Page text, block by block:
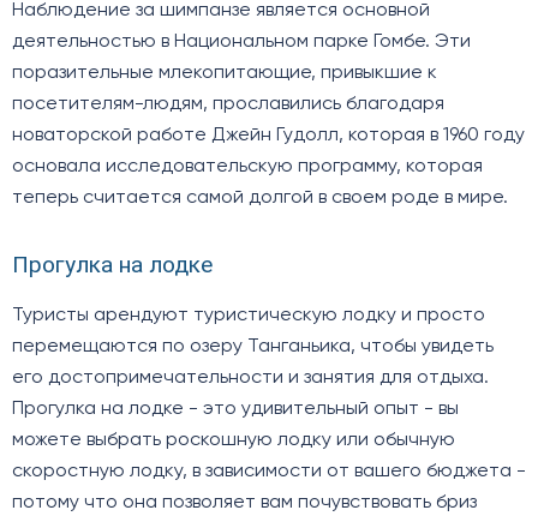
Наблюдение за шимпанзе является основной
деятельностью в Национальном парке Гомбе. Эти
поразительные млекопитающие, привыкшие к
посетителям-людям, прославились благодаря
новаторской работе Джейн Гудолл, которая в 1960 году
основала исследовательскую программу, которая
теперь считается самой долгой в своем роде в мире.
Прогулка на лодке
Туристы арендуют туристическую лодку и просто
перемещаются по озеру Танганьика, чтобы увидеть
его достопримечательности и занятия для отдыха.
Прогулка на лодке - это удивительный опыт - вы
можете выбрать роскошную лодку или обычную
скоростную лодку, в зависимости от вашего бюджета -
потому что она позволяет вам почувствовать бриз